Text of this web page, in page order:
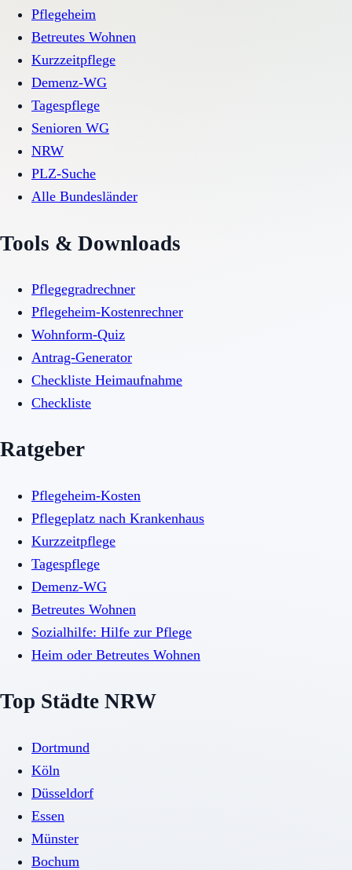
Pflegeheim
Betreutes Wohnen
Kurzzeitpflege
Demenz-WG
Tagespflege
Senioren WG
NRW
PLZ-Suche
Alle Bundesländer
Tools & Downloads
Pflegegradrechner
Pflegeheim-Kostenrechner
Wohnform-Quiz
Antrag-Generator
Checkliste Heimaufnahme
Checkliste
Ratgeber
Pflegeheim-Kosten
Pflegeplatz nach Krankenhaus
Kurzzeitpflege
Tagespflege
Demenz-WG
Betreutes Wohnen
Sozialhilfe: Hilfe zur Pflege
Heim oder Betreutes Wohnen
Top Städte NRW
Dortmund
Köln
Düsseldorf
Essen
Münster
Bochum